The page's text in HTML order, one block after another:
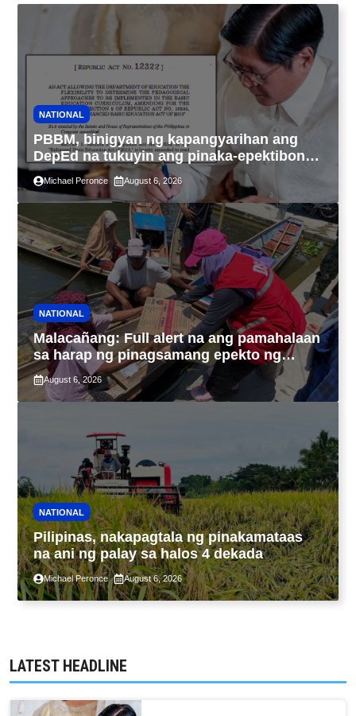
NATIONAL
PBBM, binigyan ng kapangyarihan ang
DepEd na tukuyin ang pinaka-epektibong
paraan ng pagtuturo sa K-12
Michael Peronce August 6, 2026
NATIONAL
Malacañang: Full alert na ang pamahalaan
sa harap ng pinagsamang epekto ng
Bagyong Maymay at habagat
August 6, 2026
NATIONAL
Pilipinas, nakapagtala ng pinakamataas
na ani ng palay sa halos 4 dekada
Michael Peronce August 6, 2026
LATEST HEADLINE